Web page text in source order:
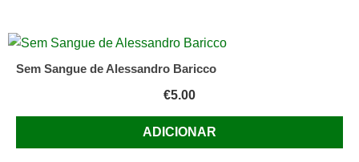
Sem Sangue de Alessandro Baricco
€5.00
ADICIONAR